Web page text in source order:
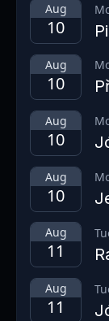
Aug
10
Aug
10
Aug
10
Aug
10
Aug
11
Aug
11